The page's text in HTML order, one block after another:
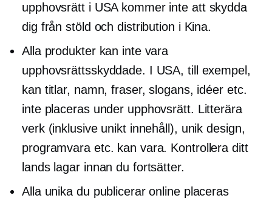
upphovsrätt i USA kommer inte att skydda
dig från stöld och distribution i Kina.
Alla produkter kan inte vara
upphovsrättsskyddade. I USA, till exempel,
kan titlar, namn, fraser, slogans, idéer etc.
inte placeras under upphovsrätt. Litterära
verk (inklusive unikt innehåll), unik design,
programvara etc. kan vara. Kontrollera ditt
lands lagar innan du fortsätter.
Alla unika du publicerar online placeras